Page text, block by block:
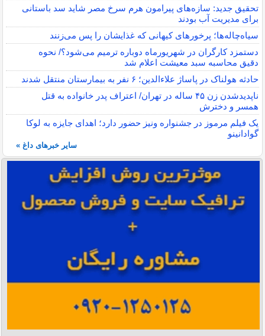
تحقیق جدید: سازه‌های پیرامون هرم سرخ مصر شاید سد باستانی
برای مدیریت آب بودند
سیاه‌چاله‌ها؛ پرخورهای کیهانی که غذایشان را پس می‌زنند
دستمزد کارگران در شهریورماه دوباره ترمیم می‌شود؟/ نحوه
دقیق محاسبه سبد معیشت اعلام شد
حادثه هولناک در پاساژ علاءالدین؛ ۶ نفر به بیمارستان منتقل شدند
ناپدیدشدن زن ۴۵ ساله در تهران/ اعتراف پدر خانواده به قتل
همسر و دخترش
یک فیلم مرموز در جشنواره ونیز حضور دارد؛ اهدای جایزه به لوکا
گوادانینو
سایر خبرهای داغ »